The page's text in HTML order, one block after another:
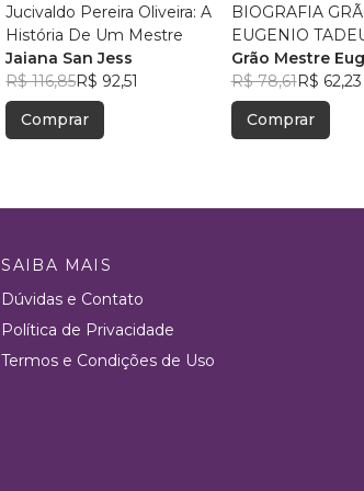
Jucivaldo Pereira Oliveira: A
História De Um Mestre
Jaiana San Jess
R$ 116,85R$ 92,51
Comprar
BIOGRAFIA
EUGENIO
Grão Mestre
Tadeu
R$ 78,61R$ 62,23
Comprar
SAIBA MAIS
Dúvidas e Contato
Política de Privacidade
Termos e Condições de Uso